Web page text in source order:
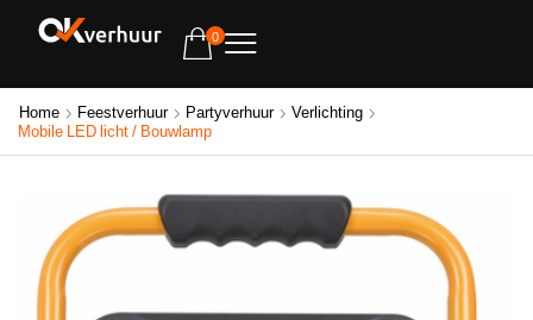
0
Home Feestverhuur Partyverhuur
Verlichting
Mobile LED licht / Bouwlamp